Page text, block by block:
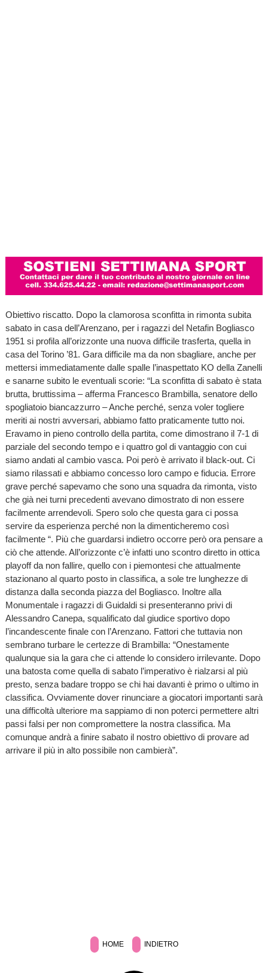
Obiettivo riscatto. Dopo la clamorosa sconfitta in rimonta subita
sabato in casa dell’Arenzano, per i ragazzi del Netafin Bogliasco
1951 si profila all’orizzonte una nuova difficile trasferta, quella in
casa del Torino ’81. Gara difficile ma da non sbagliare, anche per
mettersi immediatamente dalle spalle l’inaspettato KO della Zanelli
e sanarne subito le eventuali scorie: “La sconfitta di sabato è stata
brutta, bruttissima – afferma Francesco Brambilla, senatore dello
spogliatoio biancazzurro – Anche perché, senza voler togliere
meriti ai nostri avversari, abbiamo fatto praticamente tutto noi.
Eravamo in pieno controllo della partita, come dimostrano il 7-1 di
parziale del secondo tempo e i quattro gol di vantaggio con cui
siamo andati al cambio vasca. Poi però è arrivato il black-out. Ci
siamo rilassati e abbiamo concesso loro campo e fiducia. Errore
grave perché sapevamo che sono una squadra da rimonta, visto
che già nei turni precedenti avevano dimostrato di non essere
facilmente arrendevoli. Spero solo che questa gara ci possa
servire da esperienza perché non la dimenticheremo così
facilmente “. Più che guardarsi indietro occorre però ora pensare a
ciò che attende. All’orizzonte c’è infatti uno scontro diretto in ottica
playoff da non fallire, quello con i piemontesi che attualmente
stazionano al quarto posto in classifica, a sole tre lunghezze di
distanza dalla seconda piazza del Bogliasco. Inoltre alla
Monumentale i ragazzi di Guidaldi si presenteranno privi di
Alessandro Canepa, squalificato dal giudice sportivo dopo
l’incandescente finale con l’Arenzano. Fattori che tuttavia non
sembrano turbare le certezze di Brambilla: “Onestamente
qualunque sia la gara che ci attende lo considero irrilevante. Dopo
una batosta come quella di sabato l’imperativo è rialzarsi al più
presto, senza badare troppo se chi hai davanti è primo o ultimo in
classifica. Ovviamente dover rinunciare a giocatori importanti sarà
una difficoltà ulteriore ma sappiamo di non poterci permettere altri
passi falsi per non compromettere la nostra classifica. Ma
comunque andrà a finire sabato il nostro obiettivo di provare ad
arrivare il più in alto possibile non cambierà”.
HOME INDIETRO